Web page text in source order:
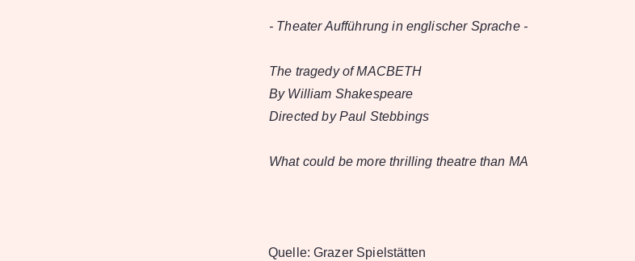
- Theater Aufführung in englischer Sprache -
The tragedy of MACBETH
By William Shakespeare
Directed by Paul Stebbings
What could be more thrilling theatre than MA
Quelle: Grazer Spielstätten